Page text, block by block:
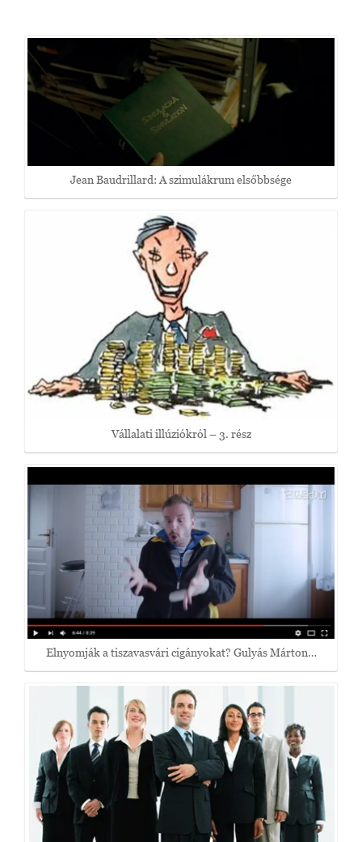
Jean Baudrillard: A szimulákrum elsőbbsége
Vállalati illúziókról – 3. rész
Elnyomják a tiszavasvári cigányokat? Gulyás Márton…